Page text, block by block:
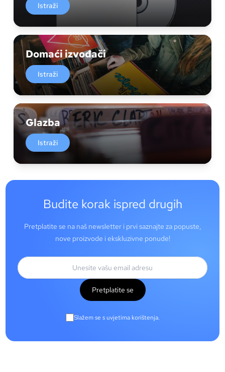
Istraži
Domaći izvođači
Istraži
Glazba
Istraži
Budite korak ispred drugih
Pretplatite se na naš newsletter i prvi saznajte za popuste,
nove proizvode i ekskluzivne ponude!
Pretplatite se
Slažem se s uvjetima korištenja.